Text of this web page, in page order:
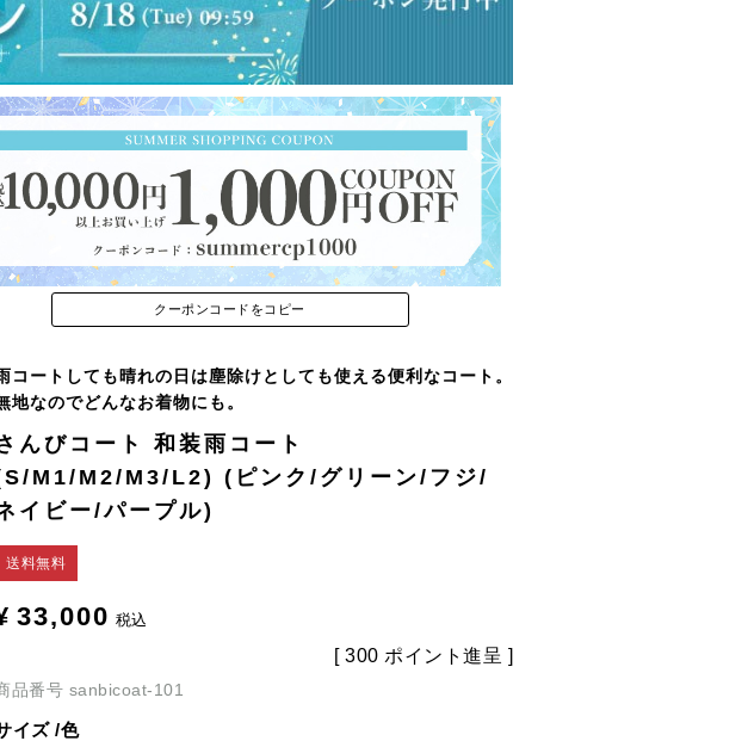
クーポンコードをコピー
コートしても晴れの日は塵除けとしても使える便利なコート。
地なのでどんなお着物にも。
んびコート 和装雨コート
M1/M2/M3/L2) (ピンク/グリーン/フジ/
イビー/パープル)
送料無料
33,000 税込
[ 300 ポイント進呈 ]
品番号 sanbicoat-101
イズ 色